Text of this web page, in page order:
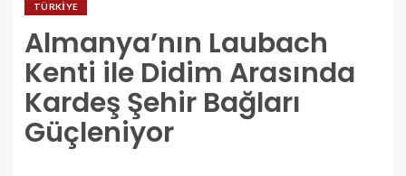
TÜRKIYE
Almanya’nın Laubach
Kenti ile Didim Arasında
Kardeş Şehir Bağları
Güçleniyor
almanyanin-laubach-kenti-ile-didim-arasinda-kardes-